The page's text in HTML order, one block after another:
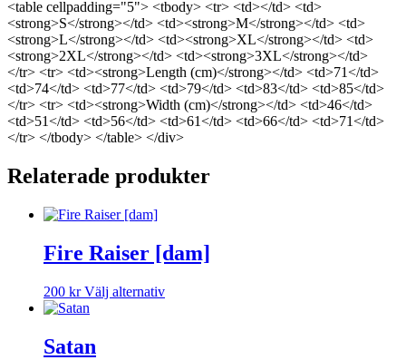
<table cellpadding="5"> <tbody> <tr> <td></td> <td>
<strong>S</strong></td> <td><strong>M</strong></td> <td>
<strong>L</strong></td> <td><strong>XL</strong></td> <td>
<strong>2XL</strong></td> <td><strong>3XL</strong></td>
</tr> <tr> <td><strong>Length (cm)</strong></td> <td>71</td>
<td>74</td> <td>77</td> <td>79</td> <td>83</td> <td>85</td>
</tr> <tr> <td><strong>Width (cm)</strong></td> <td>46</td>
<td>51</td> <td>56</td> <td>61</td> <td>66</td> <td>71</td>
</tr> </tbody> </table> </div>
Relaterade produkter
Fire Raiser [dam]
200 kr Välj alternativDen
Satan